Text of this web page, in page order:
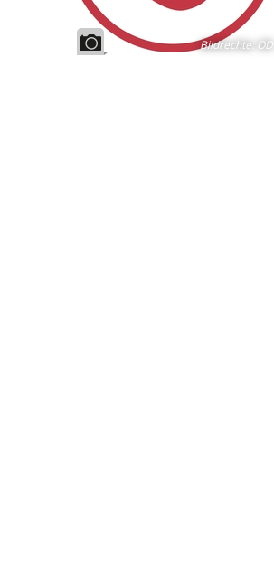
Bildrechte OD